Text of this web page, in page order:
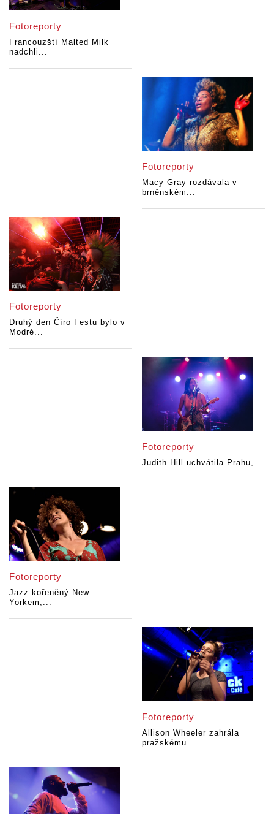
Fotoreporty
Francouzští Malted Milk
nadchli...
Fotoreporty
Macy Gray rozdávala v
brněnském...
Fotoreporty
Druhý den Číro Festu bylo v
Modré...
Fotoreporty
Judith Hill uchvátila Prahu,...
Fotoreporty
Jazz kořeněný New
Yorkem,...
Fotoreporty
Allison Wheeler zahrála
pražskému...